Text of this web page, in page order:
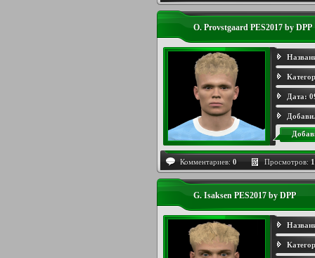
O. Provstgaard PES2017 by DPP
Дата:
Комментариев: 0 Просмотров:
G. Isaksen PES2017 by DPP